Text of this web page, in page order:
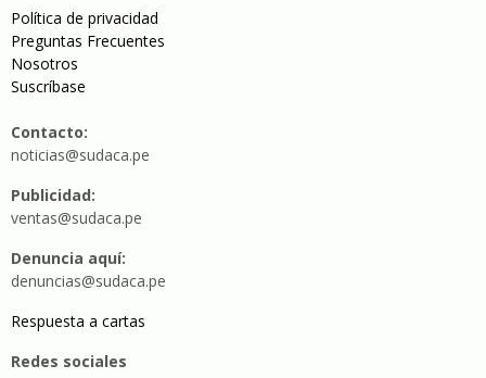
Política de privacidad
Preguntas Frecuentes
Nosotros
Suscríbase
Contacto:
noticias@sudaca.pe
Publicidad:
ventas@sudaca.pe
Denuncia aquí:
denuncias@sudaca.pe
Respuesta a cartas
Redes sociales